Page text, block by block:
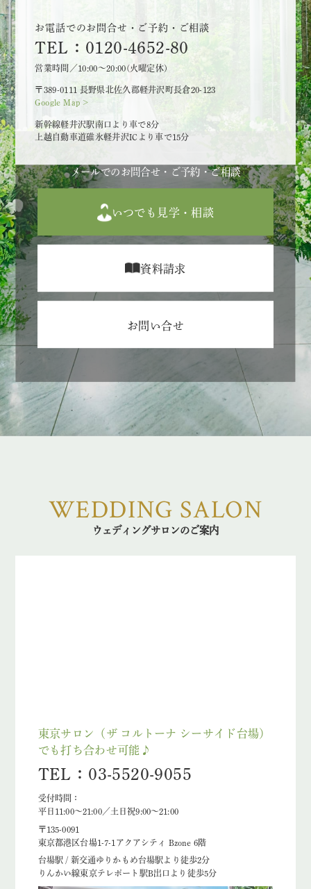
お電話でのお問合せ・ご予約・ご相談
TEL：0120-4652-80
営業時間／10:00～20:00(火曜定休)
〒389-0111 長野県北佐久郡軽井沢町長倉20-123
Google Map >
新幹線軽井沢駅南口より車で8分
上越自動車道碓氷軽井沢ICより車で15分
メールでのお問合せ・ご予約・ご相談
いつでも見学・相談
資料請求
お問い合せ
WEDDING SALON
ウェディングサロンのご案内
東京サロン（ザ コルトーナ シーサイド台場）
でも打ち合わせ可能♪
TEL：03-5520-9055
受付時間：
平日11:00～21:00／土日祝9:00～21:00
〒135-0091
東京都港区台場1-7-1アクアシティ Bzone 6階
台場駅 / 新交通ゆりかもめ台場駅より徒歩2分
りんかい線東京テレポート駅B出口より徒歩5分